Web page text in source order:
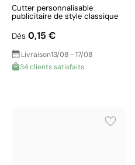
Cutter personnalisable
publicitaire de style classique
Dès 0,15 €
Livraison13/08 - 17/08
34 clients satisfaits